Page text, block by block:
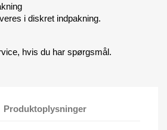
i diskret indpakning.
hvis du har spørgsmål.
Produktoplysninger